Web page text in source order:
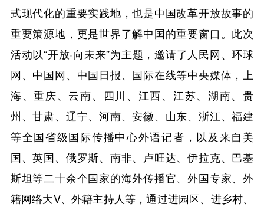
式现代化的重要实践地，也是中国改革开放故事的
重要策源地，更是世界了解中国的重要窗口。此次
活动以“开放·向未来”为主题，邀请了人民网、环球
网、中国网、中国日报、国际在线等中央媒体，上
海、重庆、云南、四川、江西、江苏、湖南、贵
州、甘肃、辽宁、河南、安徽、山东、浙江、福建
等全国省级国际传播中心外语记者，以及来自美
国、英国、俄罗斯、南非、卢旺达、伊拉克、巴基
斯坦等二十余个国家的海外传播官、外国专家、外
籍网络大V、外籍主持人等，通过进园区、进乡村、